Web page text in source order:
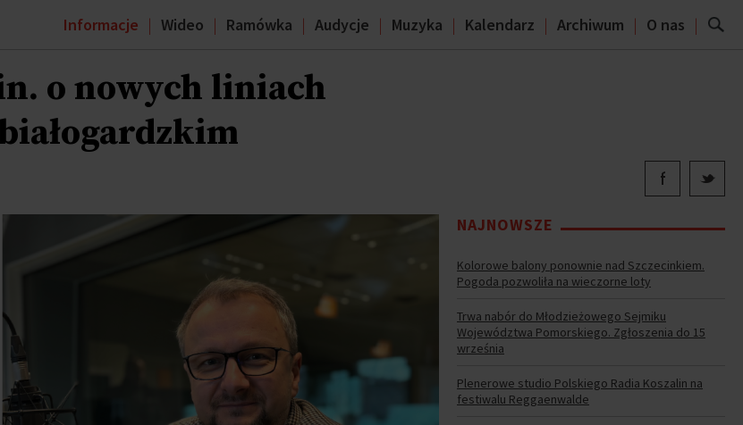
Informacje Wideo Ramówka Audycje Muzyka Kalendarz Archiwum O nas
o nowych liniach
NAJNOWSZE
Kolorowe balony ponownie nad Szczecinkiem.
Pogoda pozwoliła na wieczorne loty
Trwa nabór do Młodzieżowego Sejmiku
Województwa Pomorskiego. Zgłoszenia do 15
września
Plenerowe studio Polskiego Radia Koszalin na
festiwalu Reggaenwalde